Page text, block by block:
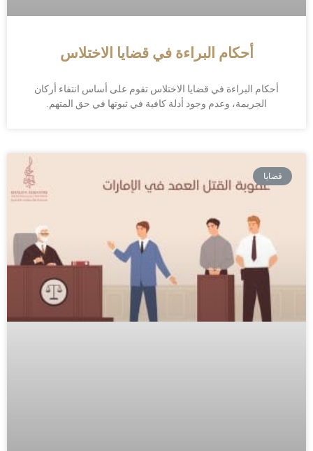
أحكام البراءة في قضايا الاختلاس
أحكام البراءة في قضايا الاختلاس تقوم على أساس انتفاء أركان
الجريمة، وعدم وجود أدلة كافية في ثبوتها في حق المتهم.
قضايا